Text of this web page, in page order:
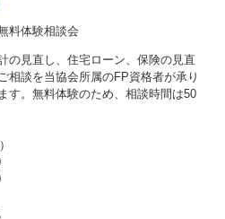
料体験相談会
の見直し、住宅ローン、保険の見直
相談を当協会所属のFP資格者が承り
す。無料体験のため、相談時間は50